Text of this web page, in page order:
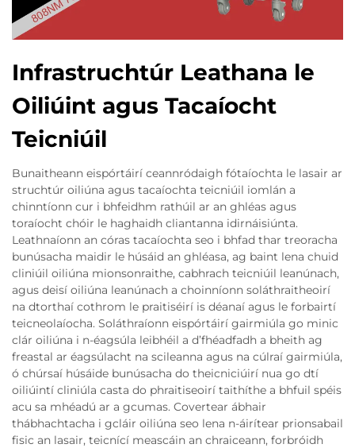
Infrastruchtúr Leathana le
Oiliúint agus Tacaíocht
Teicniúil
Bunaitheann eispórtáirí ceannródaigh fótaíochta le lasair ar
struchtúr oiliúna agus tacaíochta teicniúil iomlán a
chinntíonn cur i bhfeidhm rathúil ar an ghléas agus
toraíocht chóir le haghaidh cliantanna idirnáisiúnta.
Leathnaíonn an córas tacaíochta seo i bhfad thar treoracha
bunúsacha maidir le húsáid an ghléasa, ag baint lena chuid
cliniúil oiliúna mionsonraithe, cabhrach teicniúil leanúnach,
agus deisí oiliúna leanúnach a choinníonn soláthraitheoirí
na dtorthaí cothrom le praitiséirí is déanaí agus le forbairtí
teicneolaíocha. Soláthraíonn eispórtáirí gairmiúla go minic
clár oiliúna i n-éagsúla leibhéil a d’fhéadfadh a bheith ag
freastal ar éagsúlacht na scileanna agus na cúlraí gairmiúla,
ó chúrsaí húsáide bunúsacha do theicniciúirí nua go dtí
oiliúintí cliniúla casta do phraitiseoirí taithíthe a bhfuil spéis
acu sa mhéadú ar a gcumas. Covertear ábhair
thábhachtacha i gcláir oiliúna seo lena n-áirítear prionsabail
fisic an lasair, teicnící meascáin an chraiceann, forbróidh